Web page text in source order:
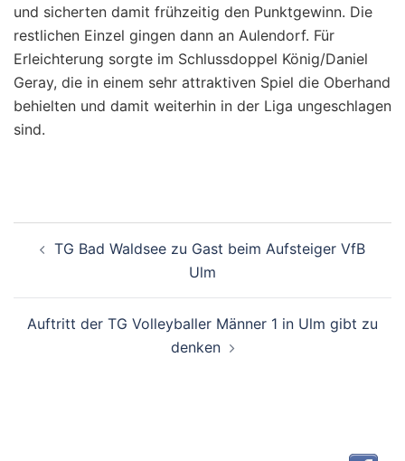
und sicherten damit frühzeitig den Punktgewinn. Die
restlichen Einzel gingen dann an Aulendorf. Für
Erleichterung sorgte im Schlussdoppel König/Daniel
Geray, die in einem sehr attraktiven Spiel die Oberhand
behielten und damit weiterhin in der Liga ungeschlagen
sind.
TG Bad Waldsee zu Gast beim Aufsteiger VfB
Ulm
Auftritt der TG Volleyballer Männer 1 in Ulm gibt zu
denken